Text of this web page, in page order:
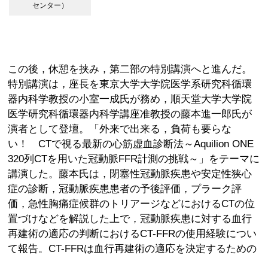
センター）
この後，休憩を挟み，第二部の特別講演へと進んだ。
特別講演は，座長を東京大学大学院医学系研究科循環
器内科学教授の小室一成氏が務め，順天堂大学大学院
医学研究科循環器内科学講座准教授の藤本進一郎氏が
演者として登壇。「外来で出来る，負荷も要らな
い！ CTで視る最新の心筋虚血診断法～Aquilion ONE
320列CTを用いた冠動脈FFR計測の挑戦～」をテーマに
講演した。藤本氏は，閉塞性冠動脈疾患や安定性狭心
症の診断，冠動脈疾患患者の予後評価，プラーク評
価，急性胸痛症候群のトリアージなどにおけるCTの位
置づけなどを解説した上で，冠動脈疾患に対する血行
再建術の適応の判断におけるCT-FFRの使用経験につい
て報告。CT-FFRは血行再建術の適応を決定するための